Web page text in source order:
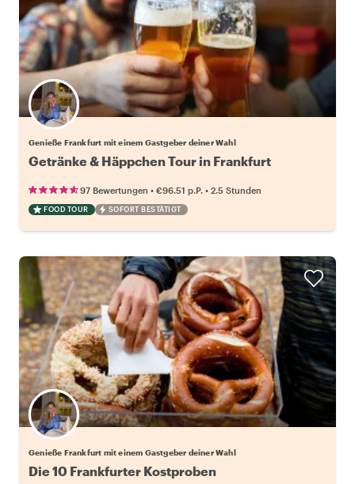
Wähle deinen Lieblingsgastgeber
Genieße Frankfurt mit einem Gastgeber deiner Wahl
Getränke & Häppchen Tour in Frankfurt
97 Bewertungen • €96.51 p.P. • 2.5 Stunden
FOOD TOUR SOFORT BESTÄTIGT
Wähle deinen Lieblingsgastgeber
Genieße Frankfurt mit einem Gastgeber deiner Wahl
Die 10 Frankfurter Kostproben